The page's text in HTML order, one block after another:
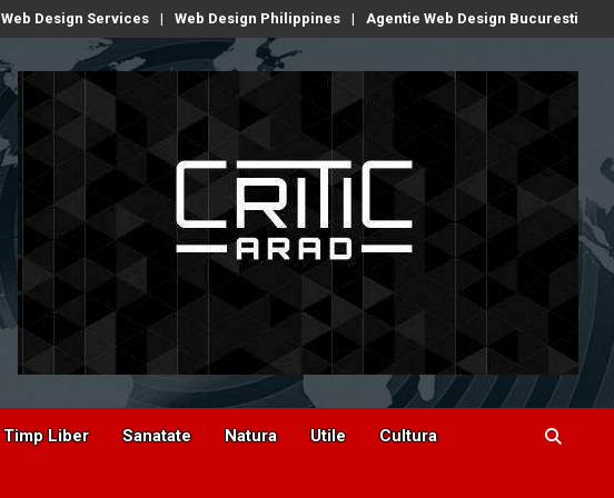
Web Design Services Web Design Philippines Agentie Web Design Bucuresti
Timp Liber Sanatate Natura Utile Cultura